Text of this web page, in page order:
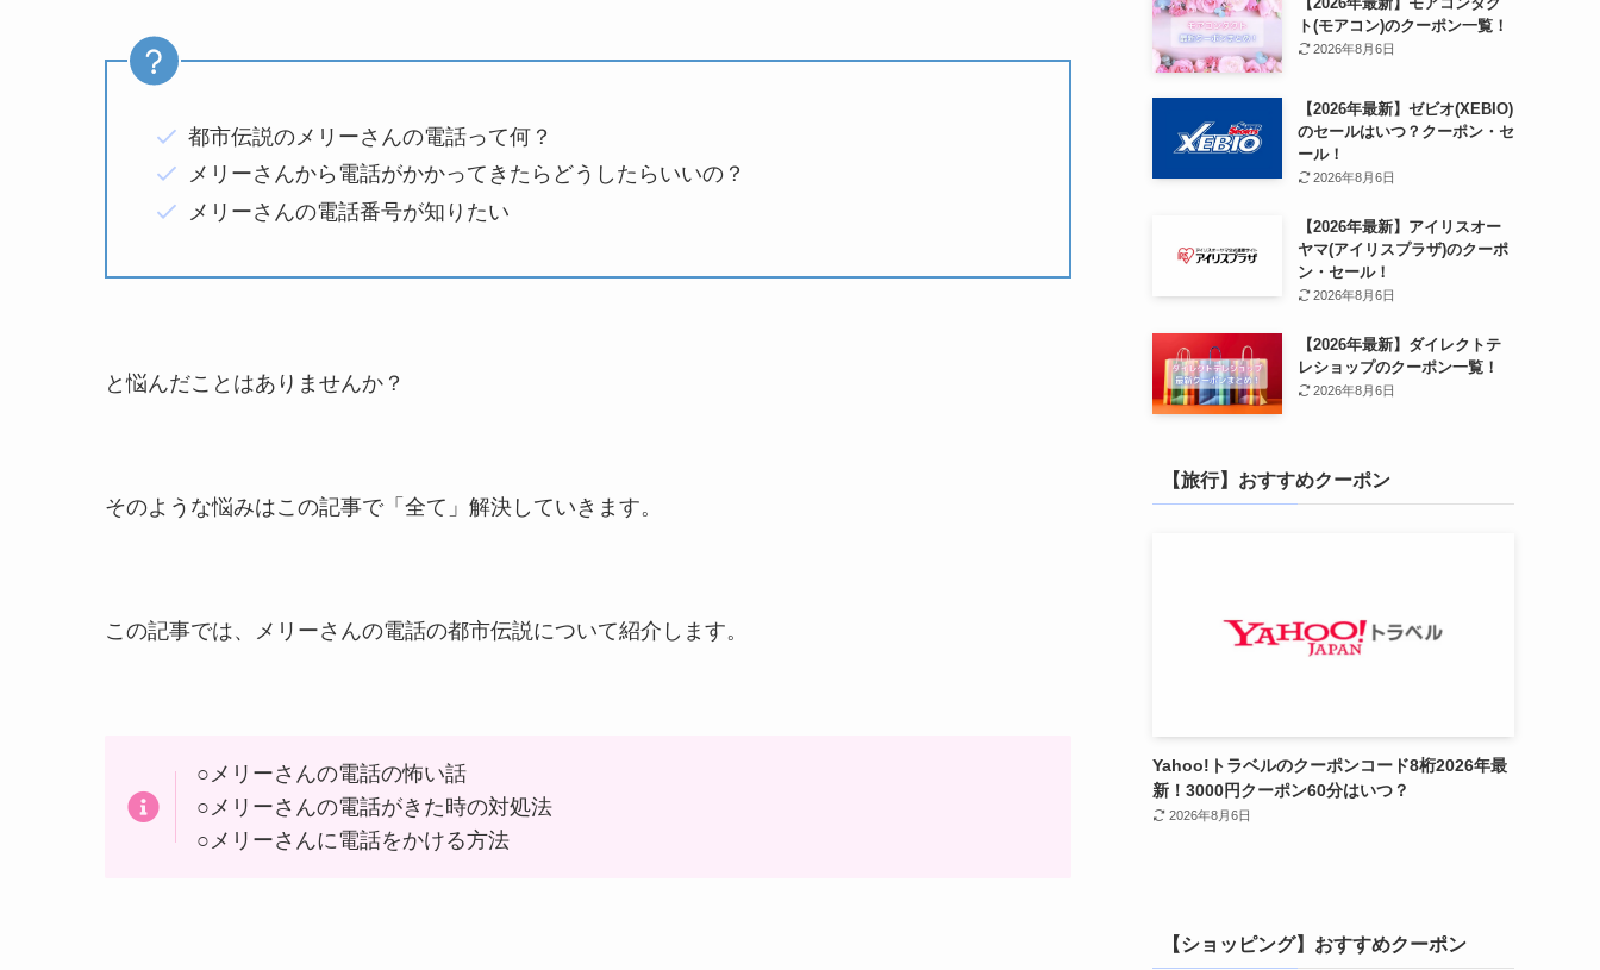
都市伝説のメリーさんの電話って何？
メリーさんから電話がかかってきたらどうしたらいいの？
メリーさんの電話番号が知りたい
と悩んだことはありませんか？
そのような悩みはこの記事で「全て」解決していきます。
この記事では、メリーさんの電話の都市伝説について紹介します。
○メリーさんの電話の怖い話
○メリーさんの電話がきた時の対処法
○メリーさんに電話をかける方法
ト(モアコン)のクーポン一覧！
2026年8月6日
【2026年最新】ゼビオ(XEBIO)
のセールはいつ？クーポン・セ
ール！
2026年8月6日
【2026年最新】アイリスオー
ヤマ(アイリスプラザ)のクーポ
ン・セール！
2026年8月6日
【2026年最新】ダイレクトテ
レショップのクーポン一覧！
2026年8月6日
【旅行】おすすめクーポン
Yahoo!トラベルのクーポンコード8桁2026年最
新！3000円クーポン60分はいつ？
2026年8月6日
【ショッピング】おすすめクーポン